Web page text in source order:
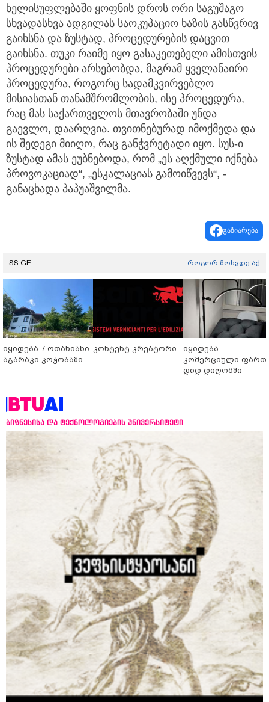
ხელისუფლებაში ყოფნის დროს ორი საგუშაგო
სხვადასხვა ადგილას საოკუპაციო ხაზის გასწვრივ
გაიხსნა და ზუსტად, პროცედურების დაცვით
გაიხსნა. თუკი რაიმე იყო გასაკეთებელი ამისთვის
პროცედურები არსებობდა, მაგრამ ყველანაირი
პროცედურა, როგორც სადამკვირვებლო
მისიასთან თანამშრომლობის, ისე პროცედურა,
რაც მას საქართველოს მთავრობაში უნდა
გაევლო, დაარღვია. თვითნებურად იმოქმედა და
ის შედეგი მიიღო, რაც განჭვრეტადი იყო. სუს-ი
ზუსტად ამას ეუბნებოდა, რომ „ეს აღქმული იქნება
პროვოკაციად“, „ესკალაციას გამოიწვევს“, -
განაცხადა პაპუაშვილმა.
გაზიარება
SS.GE როგორ მოხვდე აქ
იყიდება 7 ოთახიანი
აგარაკი კოჭობაში
კონტენტ კრეატორი
იყიდება
კომერციული
დიდ დიღომში
ბიზნესისა და ტექნოლოგიების უნივერსიტეტი